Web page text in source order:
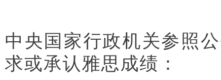
中央国家行政机关参照
求或承认雅思成绩：